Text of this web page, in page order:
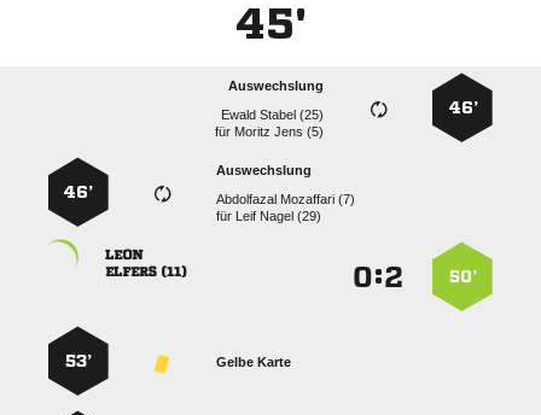
45'
46’
Auswechslung
  
für   
Auswechslung
  
für   
46’
50’
:

 
Gelbe Karte
53’